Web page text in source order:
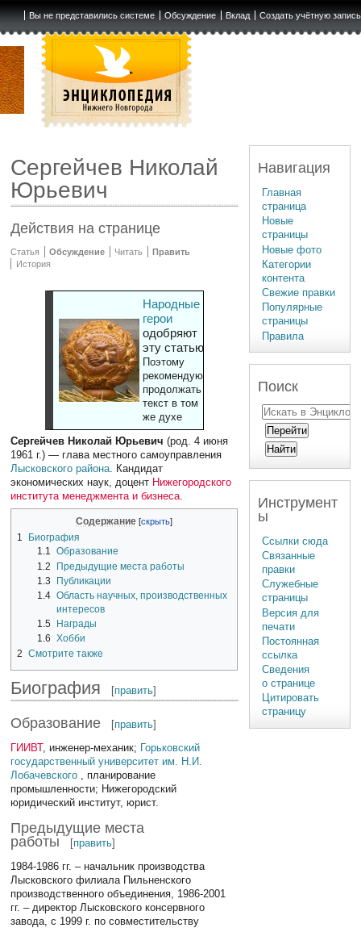
Вы не представились системе Обсуждение Вклад Создать учётную запись
Сергейчев Николай
Юрьевич
Действия на странице
Статья Обсуждение Читать
Править
История
Народные
герои
одобряют
эту статью
Поэтому
рекомендуют
продолжать
текст в том
же духе
Сергейчев Николай Юрьевич (род. 4 июня
1961 г.) — глава местного самоуправления
Лысковского района. Кандидат
экономических наук, доцент Нижегородского
института менеджмента и бизнеса.
Содержание
1
Биография
1.1 Образование
1.2
Предыдущие места работы
1.3
Публикации
1.4 Область научных, производственных
интересов
1.5
Награды
1.6 Хобби
2
Смотрите также
Биография [править]
Образование [править]
ГИИВТ, инженер-механик; Горьковский
государственный университет им. Н.И.
Лобачевского , планирование
промышленности; Нижегородский
юридический институт, юрист.
Предыдущие места
работы
[править]
1984-1986 гг. – начальник производства
Лысковского филиала Пильненского
производственного объединения, 1986-2001
гг. – директор Лысковского консервного
завода, с 1999 г. по совместительству
Навигация
Главная
страница
Новые
страницы
Новые фото
Категории
контента
Свежие правки
Популярные
страницы
Правила
Поиск
Инструмент
ы
Ссылки сюда
Связанные
правки
Служебные
страницы
Версия для
печати
Постоянная
ссылка
Сведения
о странице
Цитировать
страницу